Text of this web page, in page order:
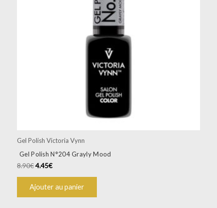
Gel Polish Victoria Vynn
Gel Polish N°204 Grayly Mood
8.90€4.45€
Ajouter au panier